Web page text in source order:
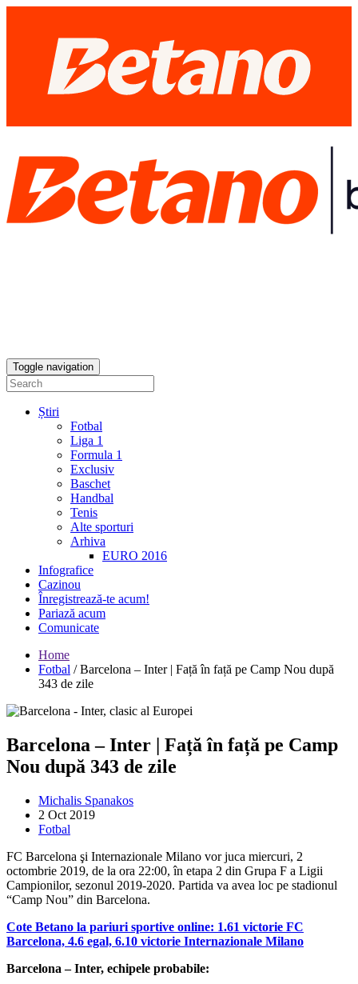
Toggle navigation
Știri
Fotbal
Liga 1
Formula 1
Exclusiv
Baschet
Handbal
Tenis
Alte sporturi
Arhiva
EURO 2016
Infografice
Cazinou
Înregistrează-te acum!
Pariază acum
Comunicate
Home
Fotbal /Barcelona – Inter | Față în față pe Camp Nou după
343 de zile
Barcelona – Inter | Față în față pe Camp
Nou după 343 de zile
Michalis Spanakos
2 Oct 2019
Fotbal
FC Barcelona şi Internazionale Milano vor juca miercuri, 2
octombrie 2019, de la ora 22:00, în etapa 2 din Grupa F a Ligii
Campionilor, sezonul 2019-2020. Partida va avea loc pe stadionul
“Camp Nou” din Barcelona.
Cote Betano la pariuri sportive online: 1.61 victorie FC
Barcelona, 4.6 egal, 6.10 victorie Internazionale Milano
Barcelona – Inter, echipele probabile: